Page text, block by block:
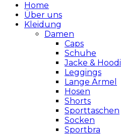
Home
Über uns
Kleidung
Damen
Caps
Schuhe
Jacke &
Leggings
Lange Ärmel
Hosen
Shorts
Sporttaschen
Socken
Sportbra